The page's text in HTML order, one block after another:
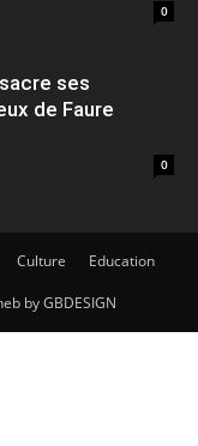
0
ses
de Faure
0
Culture Education
by GBDESIGN